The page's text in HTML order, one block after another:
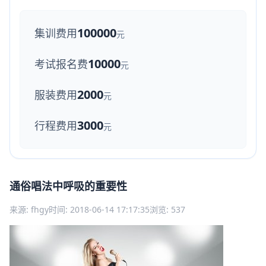
集训费用100000元
考试报名费10000元
服装费用2000元
行程费用3000元
通俗唱法中呼吸的重要性
来源: fhgy时间: 2018-06-14 17:17:35浏览: 537